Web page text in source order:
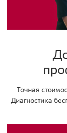
Точная
Диагностика